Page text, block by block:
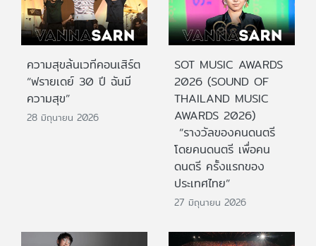
ความสุขล้นเวทีคอนเสิร์ต
“ฟรายเดย์ 30 ปี ฉันมี
ความสุข”
28 มิถุนายน 2026
SOT MUSIC AWARDS
2026 (SOUND OF
THAILAND MUSIC
AWARDS 2026)
“รางวัลของคนดนตรี
โดยคนดนตรี เพื่อคน
ดนตรี ครั้งแรกของ
ประเทศไทย”
27 มิถุนายน 2026